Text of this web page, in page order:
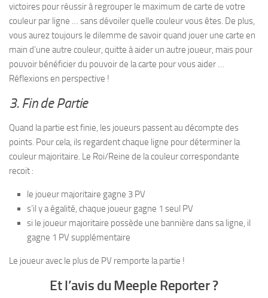
victoires pour réussir à regrouper le maximum de carte de votre
couleur par ligne … sans dévoiler quelle couleur vous êtes. De plus,
vous aurez toujours le dilemme de savoir quand jouer une carte en
main d’une autre couleur, quitte à aider un autre joueur, mais pour
pouvoir bénéficier du pouvoir de la carte pour vous aider …
Réflexions en perspective !
3. Fin de Partie
Quand la partie est finie, les joueurs passent au décompte des
points. Pour cela, ils regardent chaque ligne pour déterminer la
couleur majoritaire. Le Roi/Reine de la couleur correspondante
recoit :
le joueur majoritaire gagne 3 PV
s’il y a égalité, chaque joueur gagne 1 seul PV
si le joueur majoritaire possède une bannière dans sa ligne, il
gagne 1 PV supplémentaire
Le joueur avec le plus de PV remporte la partie !
Et l’avis du Meeple Reporter ?